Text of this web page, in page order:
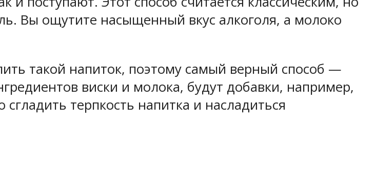
Вы ощутите насыщенный вкус алкоголя, а молоко
такой напиток, поэтому самый верный способ —
виски и молока, будут добавки, например,
терпкость напитка и насладиться